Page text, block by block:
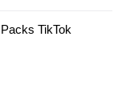
Packs TikTok